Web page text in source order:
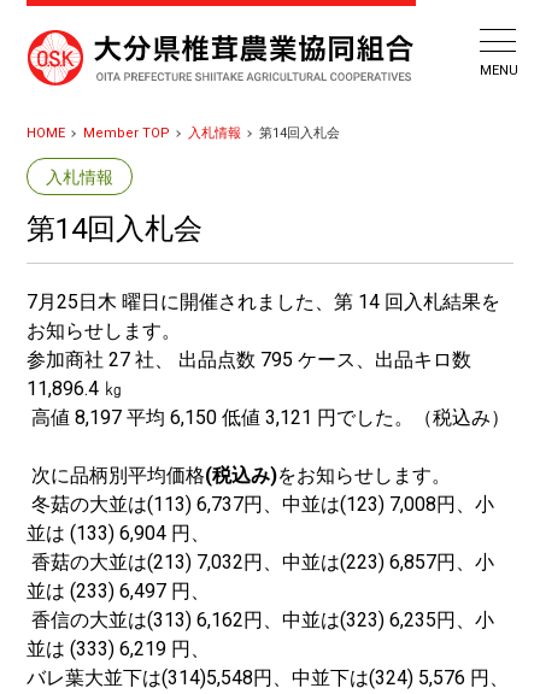
HOME Member TOP 入札情報 第14回入札会
入札情報
第14回入札会
7月25日木 曜日に開催されました、第 14 回入札結果を
お知らせします。
参加商社 27 社、 出品点数 795 ケース、出品キロ数
11,896.4 ㎏
高値 8,197 平均 6,150 低値 3,121 円でした。（税込み）
次に品柄別平均価格(税込み)をお知らせします。
冬菇の大並は(113) 6,737円、中並は(123) 7,008円、小
並は (133) 6,904 円、
香菇の大並は(213) 7,032円、中並は(223) 6,857円、小
並は (233) 6,497 円、
香信の大並は(313) 6,162円、中並は(323) 6,235円、小
並は (333) 6,219 円、
バレ葉大並下は(314)5,548円、中並下は(324) 5,576 円、